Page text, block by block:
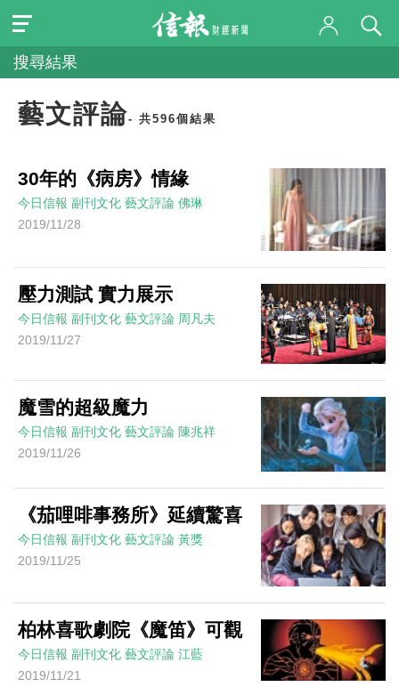
搜尋結果
藝文評論- 共596個結果
30年的《病房》情緣
今日信報 副刊文化 藝文評論 佛琳
2019/11/28
壓力測試 實力展示
今日信報 副刊文化 藝文評論 周凡夫
2019/11/27
魔雪的超級魔力
今日信報 副刊文化 藝文評論 陳兆祥
2019/11/26
《茄哩啡事務所》延續驚喜
今日信報 副刊文化 藝文評論 黃獎
2019/11/25
柏林喜歌劇院《魔笛》可觀
今日信報 副刊文化 藝文評論 江藍
2019/11/21